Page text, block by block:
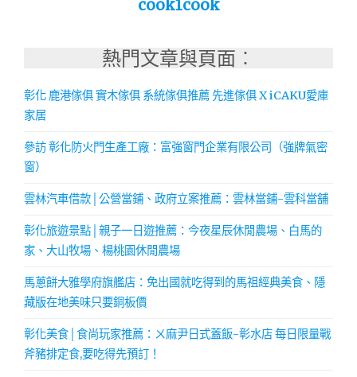
cook1cook
熱門文章與頁面︰
彰化 鹿港傢俱 實木傢俱 系統傢俱推薦 先進傢俱 X iCAKU愛庫
家居
參訪 彰化防火門生產工廠：富強窗門企業有限公司（強牌氣密
窗）
雲林汽車借款│公營當鋪、政府立案推薦：雲林當鋪-雲科當舖
彰化旅遊景點│親子一日遊推薦：今夜星辰休閒農場、白馬的
家、大山牧場、楊桃園休閒農場
馬蔥餅大雅學府旗艦店：免出國就吃得到的馬祖經典美食、隱
藏版在地美味只要銅板價
彰化美食│食尚玩家推薦：ㄨ麻尹日式蓋飯-彰水店 每日限量戰
斧豬排定食,要吃得先預訂！